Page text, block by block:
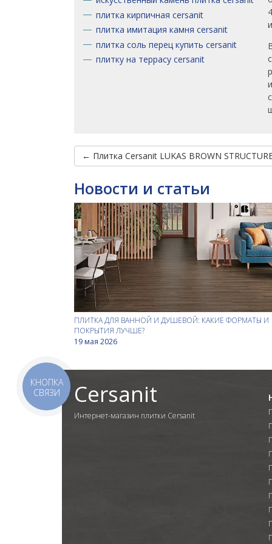
плитка кирпичная cersanit
плитка имитация камня cersanit
плитка соль перец купить cersanit
плитку на террасу cersanit
← Плитка Cersanit LUKAS BROWN
Новости и статьи
ПЛИТКА ДЛЯ ВАННОЙ И ДУШЕВОЙ: КАКИЕ ФОРМАТЫ И
ПОКРЫТИЯ ЛУЧШЕ?
19 мая 2026
Cersanit
Интернет-магазин плитки Cersanit
КНОПКА
СВЯЗИ